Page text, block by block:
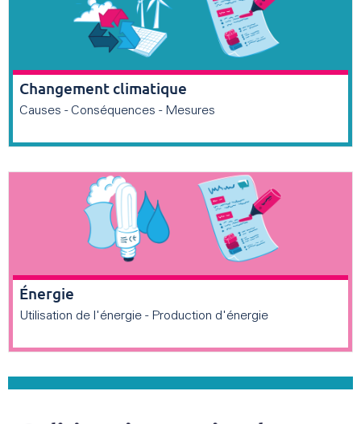
Changement climatique
Causes - Conséquences - Mesures
Énergie
Utilisation de l'énergie - Production d'énergie